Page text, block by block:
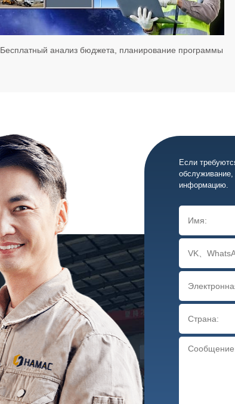
Бесплатный анализ бюджета, планирование программы
Если
информацию.